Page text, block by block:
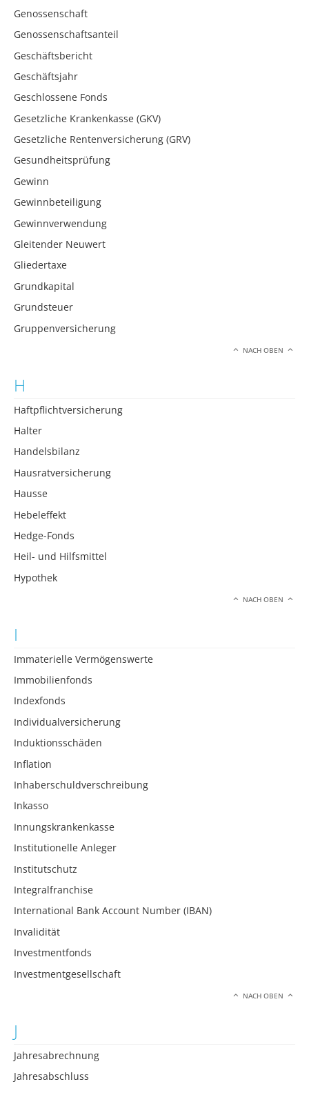
Genossenschaft
Genossenschaftsanteil
Geschäftsbericht
Geschäftsjahr
Geschlossene Fonds
Gesetzliche Krankenkasse (GKV)
Gesetzliche Rentenversicherung (GRV)
Gesundheitsprüfung
Gewinn
Gewinnbeteiligung
Gewinnverwendung
Gleitender Neuwert
Gliedertaxe
Grundkapital
Grundsteuer
Gruppenversicherung
NACH OBEN
H
Haftpflichtversicherung
Halter
Handelsbilanz
Hausratversicherung
Hausse
Hebeleffekt
Hedge-Fonds
Heil- und Hilfsmittel
Hypothek
NACH OBEN
I
Immaterielle Vermögenswerte
Immobilienfonds
Indexfonds
Individualversicherung
Induktionsschäden
Inflation
Inhaberschuldverschreibung
Inkasso
Innungskrankenkasse
Institutionelle Anleger
Institutschutz
Integralfranchise
International Bank Account Number (IBAN)
Invalidität
Investmentfonds
Investmentgesellschaft
NACH OBEN
J
Jahresabrechnung
Jahresabschluss